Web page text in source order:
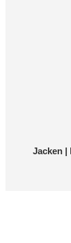
Jacken |